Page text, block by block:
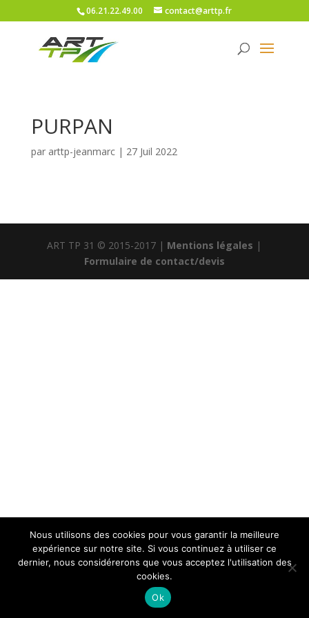
06.21.22.49.00 contact@arttp.fr
PURPAN
par arttp-jeanmarc| 27 Juil 2022
ART TP 31 © 2015-2017 | Mentions légales |
Formulaire de contact/devis
Nous utilisons des cookies pour vous garantir la meilleure
expérience sur notre site. Si vous continuez à utiliser ce
dernier, nous considérerons que vous acceptez l'utilisation des
cookies.
Ok